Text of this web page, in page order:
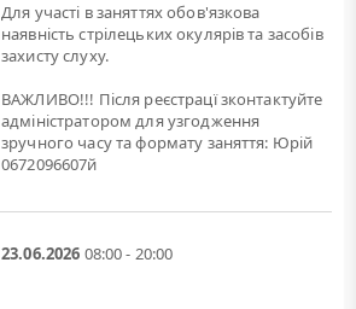
Для участі в заняттях обов'язкова
наявність стрілецьких окулярів та засобів
захисту слуху.
ВАЖЛИВО!!! Після реєстрацї зконтактуйте
адміністратором для узгодження
зручного часу та формату заняття: Юрій
0672096607й
23.06.2026 08:00 - 20:00